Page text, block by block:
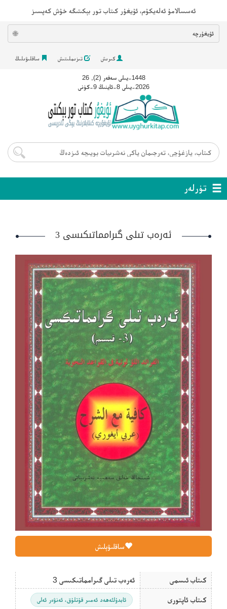
ئەسسالامۇ ئەلەيكۇم، ئۇيغۇر كىتاب تور بېكىتىگە خۇش كەپسىز
ئۇيغۇرچە 🌐
كىرىش تىزىملىتىش ساقلىۋىلىڭ
1448-يىلى سەفەر (2), 26
2026-يىلى 8-ئاينىڭ 9-كۈنى
تۈرلەر
ئەرەب تىلى گىرامماتىكىسى 3
ساقلىۋېلىش
كىتاب ئىسمى ئەرەب تىلى گىرامماتىكىسى 3
كىتاب ئاپتورى ئابدۇلئەھەد ئەمىر قۇتلۇق، ئەنۋەر ئەلى